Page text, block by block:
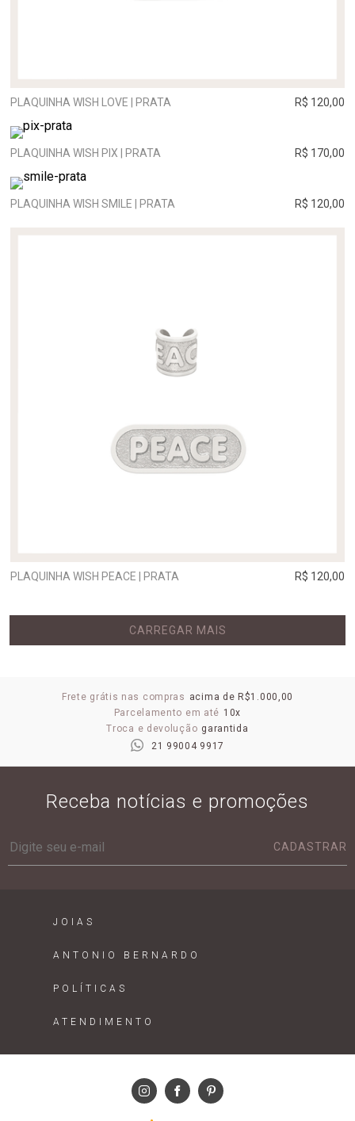
PLAQUINHA WISH LOVE | PRATA R$ 120,00
PLAQUINHA WISH PIX | PRATA R$ 170,00
PLAQUINHA WISH SMILE | PRATA R$ 120,00
PLAQUINHA WISH PEACE | PRATA R$ 120,00
CARREGAR MAIS
Frete grátis nas compras acima de R$1.000,00
Parcelamento em até 10x
Troca e devolução garantida
21 99004 9917
Receba notícias e promoções
CADASTRAR
JOIAS
ANTONIO BERNARDO
POLÍTICAS
ATENDIMENTO